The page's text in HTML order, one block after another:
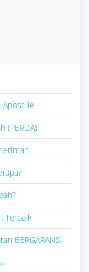
Apostille
(PERDA)
Terbaik
BERGARANSI